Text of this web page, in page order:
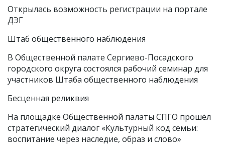
Открылась возможность регистрации на портале
ДЭГ
Штаб общественного наблюдения
В Общественной палате Сергиево-Посадского
городского округа состоялся рабочий семинар для
участников Штаба общественного наблюдения
Бесценная реликвия
На площадке Общественной палаты СПГО прошёл
стратегический диалог «Культурный код семьи:
воспитание через наследие, образ и слово»